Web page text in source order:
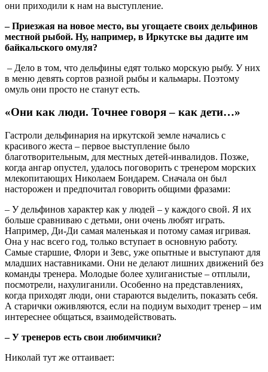
они приходили к нам на выступление.
– Приезжая на новое место, вы угощаете своих дельфинов
местной рыбой. Ну, например, в Иркутске вы дадите им
байкальского омуля?
– Дело в том, что дельфины едят только морскую рыбу. У них
в меню девять сортов разной рыбы и кальмары. Поэтому
омуль они просто не станут есть.
«Они как люди. Точнее говоря – как дети…»
Гастроли дельфинария на иркутской земле начались с
красивого жеста – первое выступление было
благотворительным, для местных детей-инвалидов. Позже,
когда ангар опустел, удалось поговорить с тренером морских
млекопитающих Николаем Бондарем. Сначала он был
насторожен и предпочитал говорить общими фразами:
– У дельфинов характер как у людей – у каждого свой. Я их
больше сравниваю с детьми, они очень любят играть.
Например, Ди-Ди самая маленькая и потому самая игривая.
Она у нас всего год, только вступает в основную работу.
Самые старшие, Флори и Зевс, уже опытные и выступают для
младших наставниками. Они не делают лишних движений без
команды тренера. Молодые более хулиганистые – отплыли,
посмотрели, нахулиганили. Особенно на представлениях,
когда приходят люди, они стараются выделить, показать себя.
А старички оживляются, если на подиум выходит тренер – им
интереснее общаться, взаимодействовать.
– У тренеров есть свои любимчики?
Николай тут же оттаивает: